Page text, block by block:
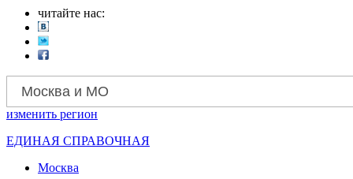
читайте нас:
Москва и МО
изменить регион
ЕДИНАЯ СПРАВОЧНАЯ
Москва